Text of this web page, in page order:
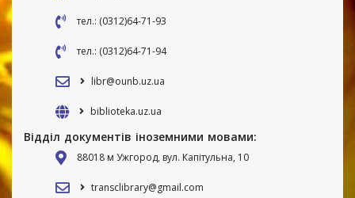
тел.: (0312)64-71-93
тел.: (0312)64-71-94
libr@ounb.uz.ua
biblioteka.uz.ua
Відділ документів іноземними мовами:
88018 м Ужгород, вул. Капітульна, 10
transclibrary@gmail.com